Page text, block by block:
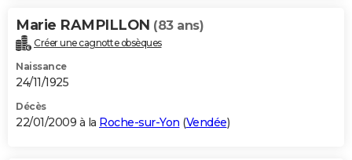
Marie RAMPILLON (83 ans)
Créer une cagnotte obsèques
Naissance
24/11/1925
Décès
22/01/2009 à la Roche-sur-Yon (Vendée)